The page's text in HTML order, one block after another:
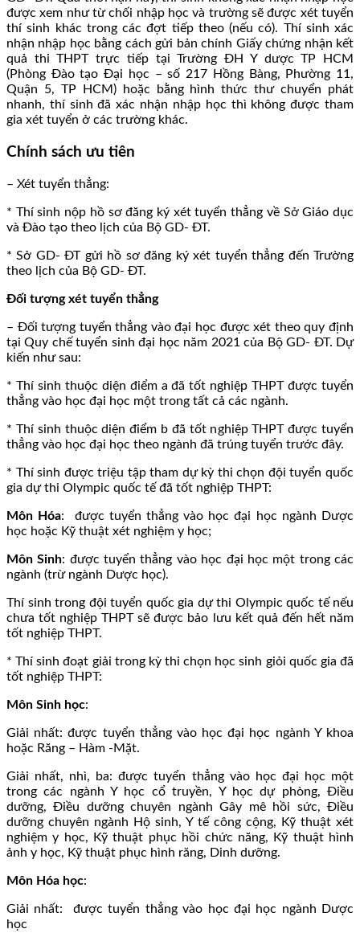
được xem như từ chối nhập học và trường sẽ được xét tuyển
thí sinh khác trong các đợt tiếp theo (nếu có). Thí sinh xác
nhận nhập học bằng cách gửi bản chính Giấy chứng nhận kết
quả thi THPT trực tiếp tại Trường ĐH Y dược TP HCM
(Phòng Đào tạo Đại học – số 217 Hồng Bàng, Phường 11,
Quận 5, TP HCM) hoặc bằng hình thức thư chuyển phát
nhanh, thí sinh đã xác nhận nhập học thì không được tham
gia xét tuyển ở các trường khác.
Chính sách ưu tiên
– Xét tuyển thẳng:
* Thí sinh nộp hồ sơ đăng ký xét tuyển thẳng về Sở Giáo dục
và Đào tạo theo lịch của Bộ GD- ĐT.
* Sở GD- ĐT gửi hồ sơ đăng ký xét tuyển thẳng đến Trường
theo lịch của Bộ GD- ĐT.
Đối tượng xét tuyển thẳng
– Đối tượng tuyển thẳng vào đại học được xét theo quy định
tại Quy chế tuyển sinh đại học năm 2021 của Bộ GD- ĐT. Dự
kiến như sau:
* Thí sinh thuộc diện điểm a đã tốt nghiệp THPT được tuyển
thẳng vào học đại học một trong tất cả các ngành.
* Thí sinh thuộc diện điểm b đã tốt nghiệp THPT được tuyển
thẳng vào học đại học theo ngành đã trúng tuyển trước đây.
* Thí sinh được triệu tập tham dự kỳ thi chọn đội tuyển quốc
gia dự thi Olympic quốc tế đã tốt nghiệp THPT:
Môn Hóa: được tuyển thẳng vào học đại học ngành Dược
học hoặc Kỹ thuật xét nghiệm y học;
Môn Sinh: được tuyển thẳng vào học đại học một trong các
ngành (trừ ngành Dược học).
Thí sinh trong đội tuyển quốc gia dự thi Olympic quốc tế nếu
chưa tốt nghiệp THPT sẽ được bảo lưu kết quả đến hết năm
tốt nghiệp THPT.
* Thí sinh đoạt giải trong kỳ thi chọn học sinh giỏi quốc gia đã
tốt nghiệp THPT:
Môn Sinh học:
Giải nhất: được tuyển thẳng vào học đại học ngành Y khoa
hoặc Răng – Hàm -Mặt.
Giải nhất, nhì, ba: được tuyển thẳng vào học đại học một
trong các ngành Y học cổ truyền, Y học dự phòng, Điều
dưỡng, Điều dưỡng chuyên ngành Gây mê hồi sức, Điều
dưỡng chuyên ngành Hộ sinh, Y tế công cộng, Kỹ thuật xét
nghiệm y học, Kỹ thuật phục hồi chức năng, Kỹ thuật hình
ảnh y học, Kỹ thuật phục hình răng, Dinh dưỡng.
Môn Hóa học:
Giải nhất: được tuyển thẳng vào học đại học ngành Dược
học